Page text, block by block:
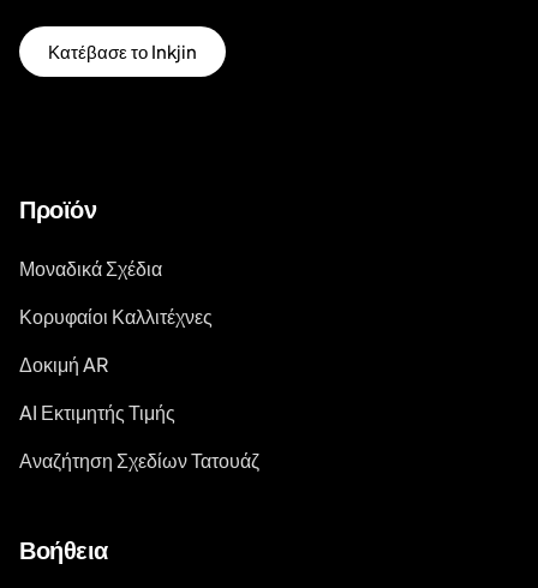
Κατέβασε το Inkjin
Προϊόν
Μοναδικά Σχέδια
Κορυφαίοι Καλλιτέχνες
Δοκιμή AR
AI Εκτιμητής Τιμής
Αναζήτηση Σχεδίων Τατουάζ
Βοήθεια